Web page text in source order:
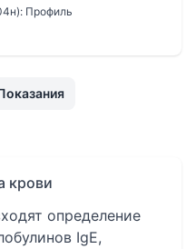
крови
определение
IgE,
Профиль